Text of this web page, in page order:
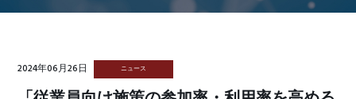
2024年06月26日 ニュース